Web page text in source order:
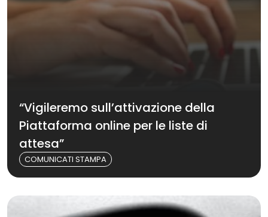
“Vigileremo sull’attivazione della
Piattaforma online per le liste di
attesa”
COMUNICATI STAMPA